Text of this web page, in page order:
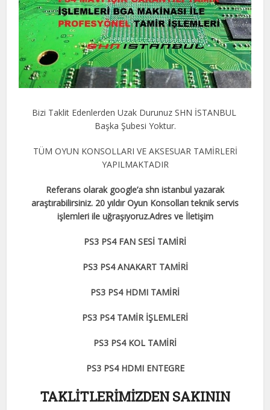
Bizi Taklit Edenlerden Uzak Durunuz SHN İSTANBUL
Başka Şubesi Yoktur.
TÜM OYUN KONSOLLARI VE AKSESUAR TAMİRLERİ
YAPILMAKTADIR
Referans olarak google’a shn istanbul yazarak
araştırabilirsiniz. 20 yıldır Oyun Konsolları teknik servis
işlemleri ile uğraşıyoruz.Adres ve İletişim
PS3 PS4 FAN SESİ TAMİRİ
PS3 PS4 ANAKART TAMİRİ
PS3 PS4 HDMI TAMİRİ
PS3 PS4 TAMİR İŞLEMLERİ
PS3 PS4 KOL TAMİRİ
PS3 PS4 HDMI ENTEGRE
TAKLİTLERİMİZDEN SAKININ